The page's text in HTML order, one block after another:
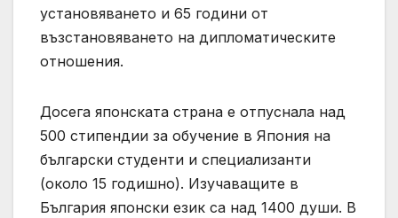
установяването и 65 години от
възстановяването на дипломатическите
отношения.
Досега японската страна е отпуснала над
500 стипендии за обучение в Япония на
български студенти и специализанти
(около 15 годишно). Изучаващите в
България японски език са над 1400 души. В